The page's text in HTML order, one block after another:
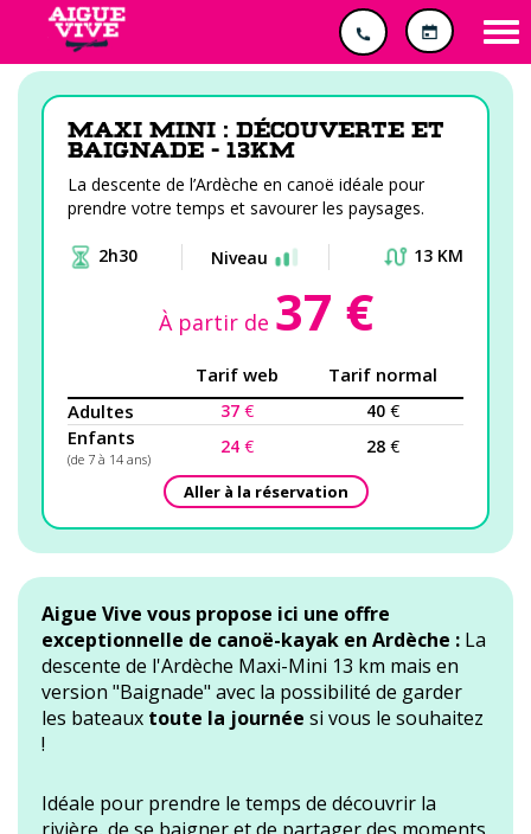
Maxi Mini : découverte et
baignade - 13km
La descente de l’Ardèche en canoë idéale pour
prendre votre temps et savourer les paysages.
2h30 Niveau 13 KM
À partir de 37 €
Tarif web
Tarif normal
Adultes
37 € 40 €
Enfants
(de 7 à 14 ans)
24 € 28 €
Aller à la réservation
Aigue Vive vous propose ici une offre
exceptionnelle de canoë-kayak en Ardèche : La
descente de l'Ardèche Maxi-Mini 13 km mais en
version "Baignade" avec la possibilité de garder
les bateaux toute la journée si vous le souhaitez
!
Idéale pour prendre le temps de découvrir la
Panneau de gestion des cookies